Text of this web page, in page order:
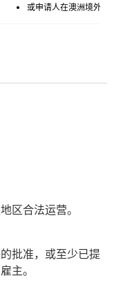
或申请人在澳洲境外。
区合法运营。
批准，或至少已提
主。